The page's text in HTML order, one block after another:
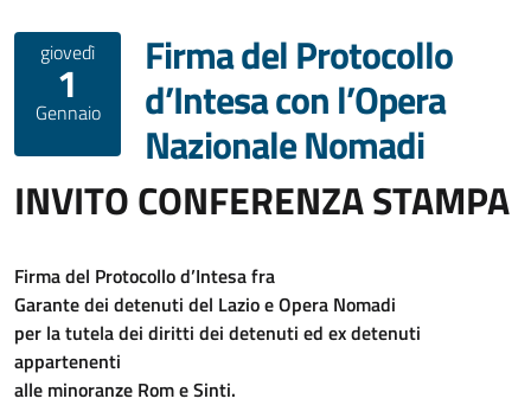
giovedì
1
Gennaio
Firma del Protocollo
d’Intesa con l’Opera
Nazionale Nomadi
INVITO CONFERENZA STAMPA
Firma del Protocollo d’Intesa fra
Garante dei detenuti del Lazio e Opera Nomadi
per la tutela dei diritti dei detenuti ed ex detenuti
appartenenti
alle minoranze Rom e Sinti.